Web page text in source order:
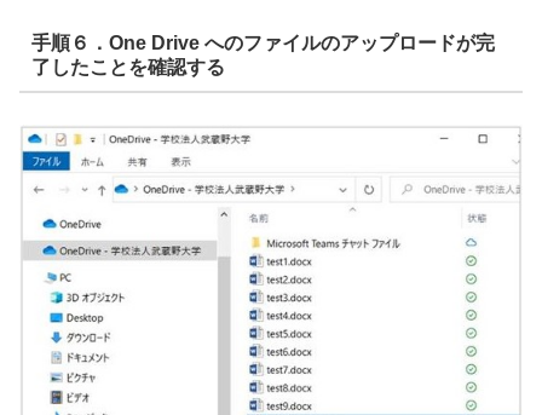
手順６．One Drive へのファイルのアップロードが完
了したことを確認する